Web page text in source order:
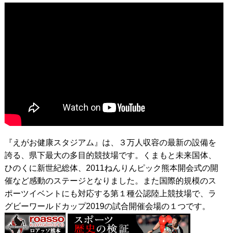
『えがお健康スタジアム』は、３万人収容の最新の設備を
誇る、県下最大の多目的競技場です。くまもと未来国体、
ひのくに新世紀総体、2011ねんりんピック熊本開会式の開
催など感動のステージとなりました。また国際的規模のス
ポーツイベントにも対応する第１種公認陸上競技場で、ラ
グビーワールドカップ2019の試合開催会場の１つです。